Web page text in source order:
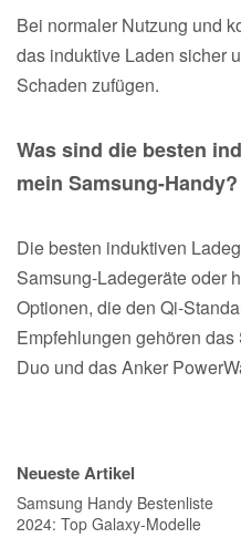
Bei normaler Nutzung und
das induktive Laden sicher
Schaden zufügen.
Was sind die besten
mein Samsung-Handy?
Die besten induktiven
Samsung-Ladegeräte oder
Optionen, die den Qi-
Empfehlungen gehören
Duo und das Anker
Neueste Artikel
Samsung Handy Bestenliste
2024: Top Galaxy-Modelle